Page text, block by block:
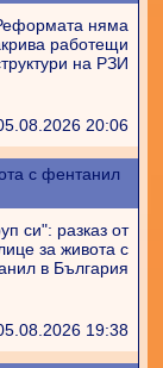
няма
работещи
на РЗИ
20:06
с фентанил
си": разказ от
за живота с
в България
19:38